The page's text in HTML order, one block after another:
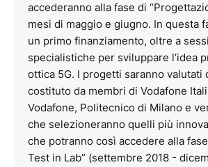
accederanno alla fase di
mesi di maggio e giugno. In questa
un primo finanziamento, oltre a
specialistiche per sviluppare l’idea
ottica 5G. I progetti saranno valutati
costituto da membri di Vodafone
Vodafone, Politecnico di Milano e
che selezioneranno quelli più
che potranno così accedere alla
Test in Lab” (settembre 2018 -